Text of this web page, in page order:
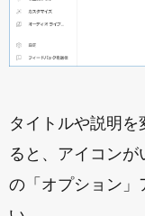
タイトルや説明
ると、アイコン
の「オプション」